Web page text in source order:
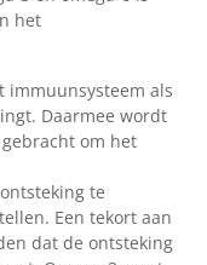
het
immuunsysteem als
Daarmee wordt
om het
te
Een tekort aan
dat de ontsteking